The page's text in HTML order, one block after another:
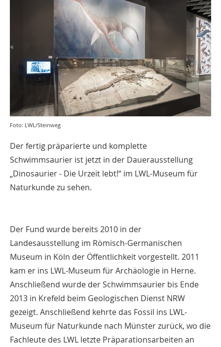
Foto: LWL/Steinweg
Der fertig präparierte und komplette
Schwimmsaurier ist jetzt in der Dauerausstellung
„Dinosaurier - Die Urzeit lebt!“ im LWL-Museum für
Naturkunde zu sehen.
Der Fund wurde bereits 2010 in der
Landesausstellung im Römisch-Germanischen
Museum in Köln der Öffentlichkeit vorgestellt. 2011
kam er ins LWL-Museum für Archäologie in Herne.
Anschließend wurde der Schwimmsaurier bis Ende
2013 in Krefeld beim Geologischen Dienst NRW
gezeigt. Anschließend kehrte das Fossil ins LWL-
Museum für Naturkunde nach Münster zurück, wo die
Fachleute des LWL letzte Präparationsarbeiten an